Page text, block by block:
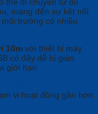
mang đến sự kết nối
trường có nhiều
10m với thiết bị máy
có dây dễ bị gián
giới hạn.
vi hoạt động gần hơn.